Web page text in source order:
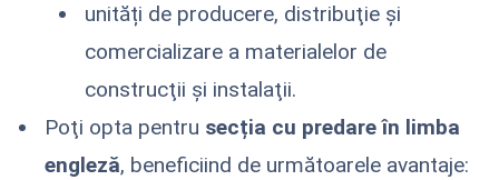
unități de producere, distribuţie şi
comercializare a materialelor de
construcţii şi instalaţii.
Poţi opta pentru secția cu predare în limba
engleză, beneficiind de următoarele avantaje: